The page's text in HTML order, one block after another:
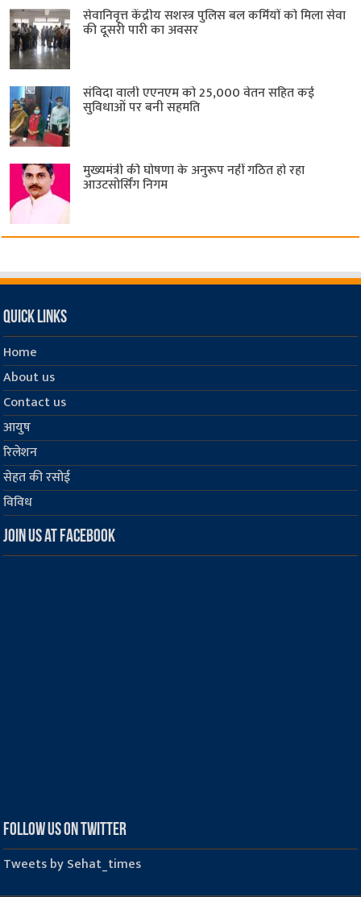
सेवानिवृत्त केंद्रीय सशस्त्र पुलिस बल ​कर्मियों को मिला सेवा
की दूसरी पारी का अवसर
संविदा वाली एएनएम को 25,000 वेतन सहित कई
सुविधाओं पर बनी सहमति
मुख्यमंत्री की घोषणा के अनुरूप नहीं गठित हो रहा
आउटसोर्सिंग निगम
Quick Links
Home
About us
Contact us
आयुष
रिलेशन
सेहत की रसोई
विविध
Join us at Facebook
Follow us on Twitter
Tweets by Sehat_times